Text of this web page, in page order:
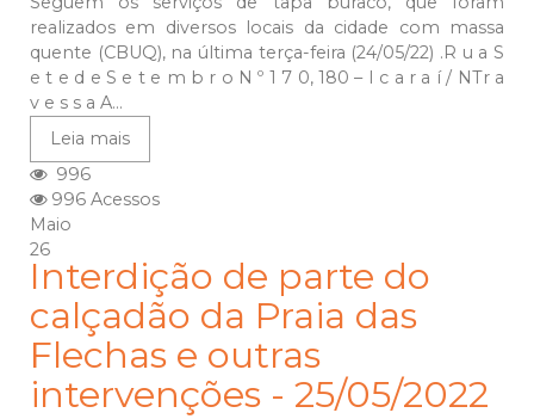
realizados em diversos locais da cidade com massa
quente (CBUQ), na última terça-feira (24/05/22) .R u a S
e t e d e S e t e m b r o N º 1 7 0, 180 – I c a r a í / NTr a
v e s s a A...
Leia mais
996
996 Acessos
Maio
26
Interdição de parte do
calçadão da Praia das
Flechas e outras
intervenções - 25/05/2022